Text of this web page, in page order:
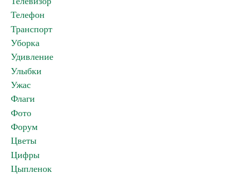
Телефон
Транспорт
Уборка
Удивление
Улыбки
Ужас
Флаги
Фото
Форум
Цветы
Цифры
Цыпленок